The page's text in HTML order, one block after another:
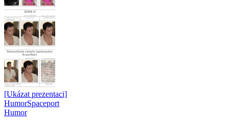
[Ukázat prezentaci]
HumorSpaceport
Humor